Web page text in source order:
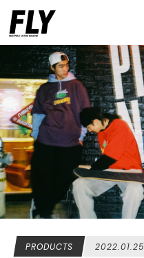
PRODUCTS 2022.01.25